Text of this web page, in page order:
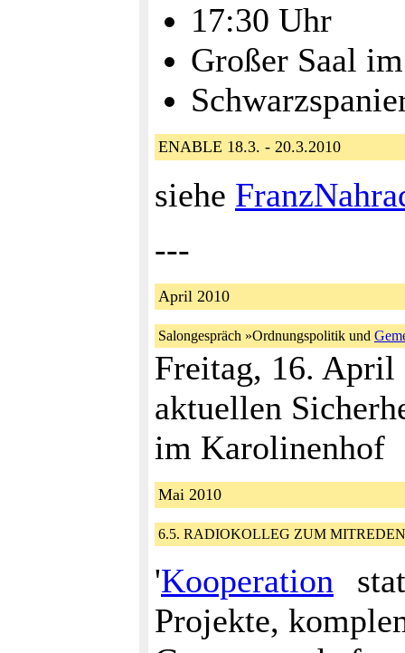
17:30 Uhr
Großer Saal
ENABLE 18.3. - 20.3.2010
siehe
---
April 2010
Salongespräch »Ordnungspolitik und
Freitag, 16. April
aktuellen
im Karolinenhof
Mai 2010
6.5. RADIOKOLLEG ZUM MITREDEN
'Kooperation
Projekte,